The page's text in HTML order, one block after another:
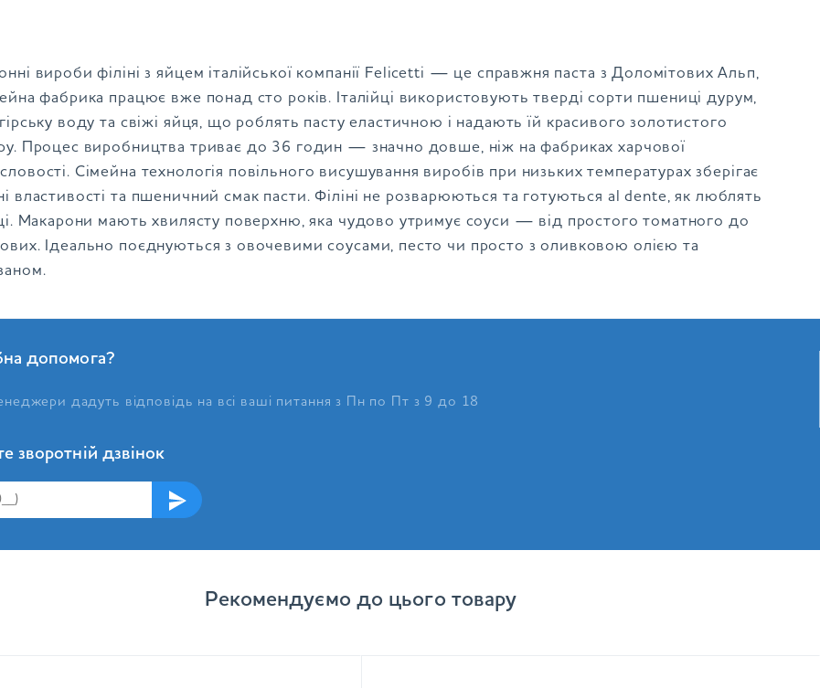
вироби філіні з яйцем італійської компанії Felicetti — це справжня паста з Доломітових Альп,
фабрика працює вже понад сто років. Італійці використовують тверді сорти пшениці дурум,
воду та свіжі яйця, що роблять пасту еластичною і надають їй красивого золотистого
Процес виробництва триває до 36 годин — значно довше, ніж на фабриках харчової
Сімейна технологія повільного висушування виробів при низьких температурах зберігає
властивості та пшеничний смак пасти. Філіні не розварюються та готуються al dente, як люблять
Макарони мають хвилясту поверхню, яка чудово утримує соуси — від простого томатного до
Ідеально поєднуються з овочевими соусами, песто чи просто з оливковою олією та
допомога?
дадуть відповідь на всі ваші питання з Пн по Пт з 9 до 18
зворотній дзвінок
Рекомендуємо до цього товару